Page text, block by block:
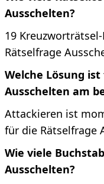
Ausschelten?
19
Rätselfrage
Welche Lösung
Ausschelten am
Attackieren ist
für die Rätselfrage
Wie viele
Ausschelten?